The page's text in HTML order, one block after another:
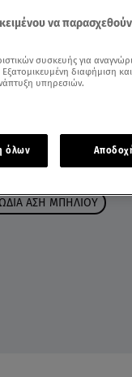
ΑΣΗ ΜΠΗΛΙΟΥ
να
συσκευής για
διαφήμιση και
υπηρεσιών.
όλων